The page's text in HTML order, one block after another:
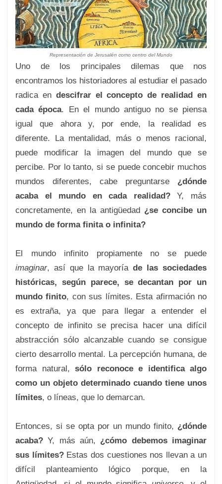
Representación de Jerusalén como centro del Mundo
Uno de los principales dilemas que nos
encontramos los historiadores al estudiar el pasado
radica en descifrar el concepto de realidad en
cada época. En el mundo antiguo no se piensa
igual que ahora y, por ende, la realidad es
diferente. La mentalidad, más o menos racional,
puede modificar la imagen del mundo que se
percibe. Por lo tanto, si se puede concebir muchos
mundos diferentes, cabe preguntarse ¿dónde
acaba el mundo en cada realidad?Y, más
concretamente, en la antigüedad ¿se concibe un
mundo de forma finita o infinita?
El mundo infinito propiamente no se puede
imaginar, así que la mayoríade las sociedades
históricas, según parece, se decantan por un
mundo finito, con sus límites. Esta afirmación no
es extraña, ya que para llegar a entender el
concepto de infinito se precisa hacer una difícil
abstracción sólo alcanzable cuando se consigue
cierto desarrollo mental. La percepción humana, de
forma natural, sólo reconoce e identifica algo
como un objeto determinado cuando tiene unos
límites, o líneas, que lo demarcan.
Entonces, si se opta por un mundo finito, ¿dónde
acaba? Y, más aún, ¿cómo debemos imaginar
sus límites?Estas dos cuestiones nos llevan a un
difícil planteamiento lógico porque, en la